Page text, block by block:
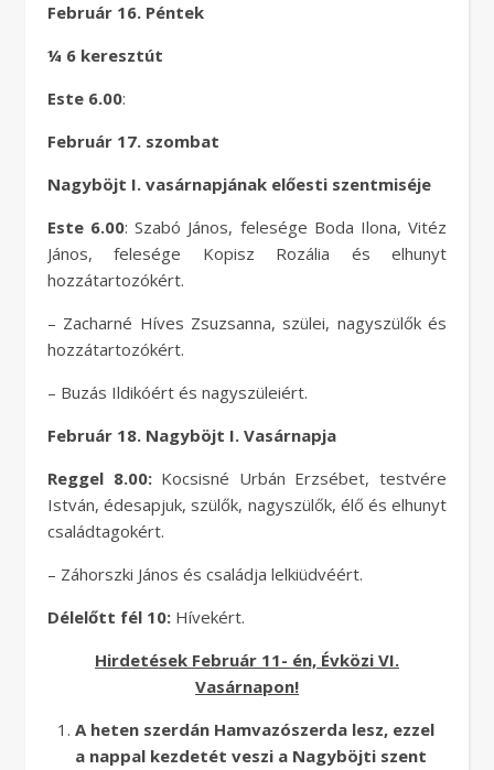
Február 16. Péntek
¼ 6 keresztút
Este 6.00:
Február 17. szombat
Nagyböjt I. vasárnapjának előesti szentmiséje
Este 6.00: Szabó János, felesége Boda Ilona, Vitéz
János, felesége Kopisz Rozália és elhunyt
hozzátartozókért.
– Zacharné Híves Zsuzsanna, szülei, nagyszülők és
hozzátartozókért.
– Buzás Ildikóért és nagyszüleiért.
Február 18. Nagyböjt I. Vasárnapja
Reggel 8.00:Kocsisné Urbán Erzsébet, testvére
István, édesapjuk, szülők, nagyszülők, élő és elhunyt
családtagokért.
– Záhorszki János és családja lelkiüdvéért.
Délelőtt fél 10: Hívekért.
Hirdetések Február 11- én, Évközi VI.
Vasárnapon!
A heten szerdán Hamvazószerda lesz, ezzel
a nappal kezdetét veszi a Nagyböjti szent